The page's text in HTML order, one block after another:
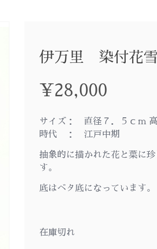
伊万里 染付花
¥28,000
サイズ： 直径７．５ｃｍ
時代 ： 江戸中期
抽象的に描かれた花と葉に
す。
底はベタ底になっています。
在庫切れ